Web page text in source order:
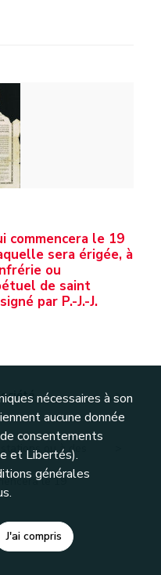
commencera le 19
sera érigée, à
ou
de saint
par P.-J.-J.
ou à des
le 19
nécessaires à son
aucune donnée
consentements
et Libertés).
générales
J'ai compris